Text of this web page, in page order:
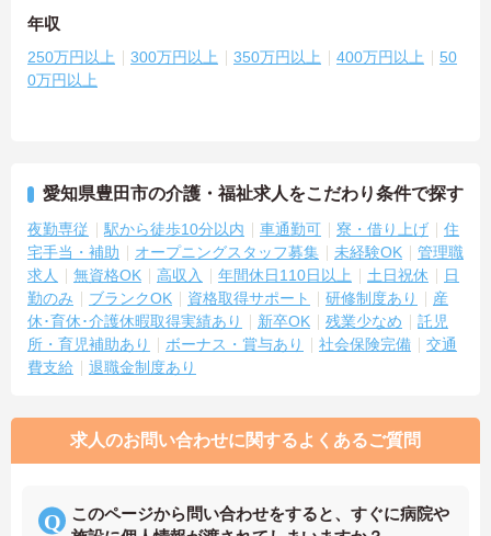
年収
250万円以上 300万円以上 350万円以上 400万円以上
50
0万円以上
愛知県豊田市の介護・福祉求人をこだわり条件で探す
夜勤専従 駅から徒歩10分以内 車通勤可 寮・借り上げ
住
宅手当・補助
オープニングスタッフ募集 未経験OK
管理職
求人
無資格OK 高収入 年間休日110日以上 土日祝休
日
勤のみ
ブランクOK 資格取得サポート 研修制度あり
産
休･育休･介護休暇取得実績あり
新卒OK 残業少なめ
託児
所・育児補助あり
ボーナス・賞与あり 社会保険完備
交通
費支給
退職金制度あり
求人のお問い合わせに関するよくあるご質問
このページから問い合わせをすると、すぐに病院や